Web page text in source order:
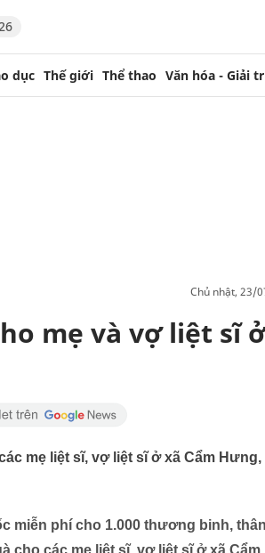
dục Thế giới Thể thao Văn hóa - Giải
chủ nhật, 23/
mẹ và vợ liệt sĩ
mẹ liệt sĩ, vợ liệt sĩ ở xã Cẩm Hưng,
miễn phí cho 1.000 thương binh,
cho các mẹ liệt sĩ, vợ liệt sĩ ở xã